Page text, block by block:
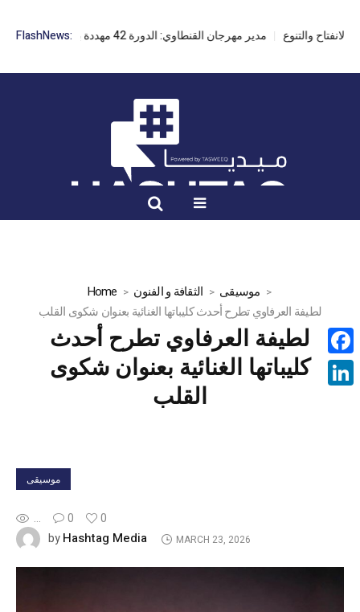
FlashNews: مدير مهرجان القنطاوي: الدورة 42 مهددة بسبب تأخر التراخيص
Home الثقافة و الفنون
موسيقى
لطيفة العرفاوي تطرح أحدث كليباتها الغنائية بعنوان شكوى القلب
لطيفة العرفاوي تطرح أحدث
كليباتها الغنائية بعنوان شكوى
القلب
موسيقى
... 0
0
byHashtag Media MARCH 23, 2026